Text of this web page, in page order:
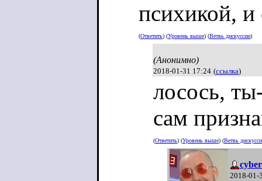
психикой, и
(Ответить) (Уровень выше) (Ветвь дискуссии)
(Анонимно)
2018-01-31 17:24 (ссылка)
лосось,
сам
(Ответить) (Уровень выше) (Ветвь
2018-01-